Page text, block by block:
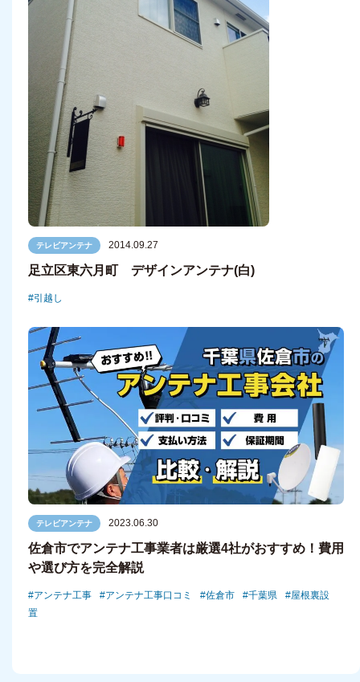
テレビアンテナ 2014.09.27
足立区東六月町 デザインアンテナ(白)
引越し
テレビアンテナ 2023.06.30
佐倉市でアンテナ工事業者は厳選4社がおすすめ！費用
や選び方を完全解説
アンテナ工事 アンテナ工事口コミ 佐倉市 千葉県
屋根裏設
置